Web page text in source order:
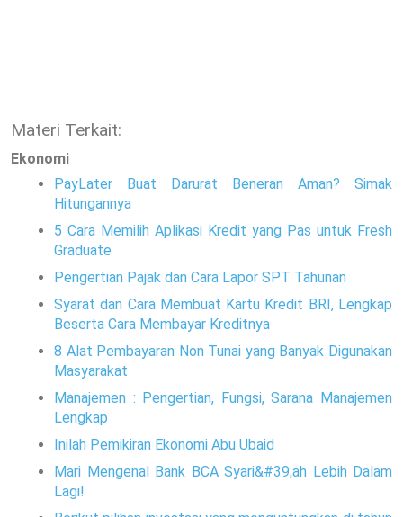
Materi Terkait:
Ekonomi
PayLater Buat Darurat Beneran Aman? Simak
Hitungannya
5 Cara Memilih Aplikasi Kredit yang Pas untuk Fresh
Graduate
Pengertian Pajak dan Cara Lapor SPT Tahunan
Syarat dan Cara Membuat Kartu Kredit BRI, Lengkap
Beserta Cara Membayar Kreditnya
8 Alat Pembayaran Non Tunai yang Banyak Digunakan
Masyarakat
Manajemen : Pengertian, Fungsi, Sarana Manajemen
Lengkap
Inilah Pemikiran Ekonomi Abu Ubaid
Mari Mengenal Bank BCA Syari&#39;ah Lebih Dalam
Lagi!